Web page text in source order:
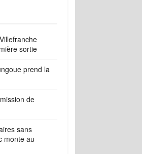
sortie
prend la
de
sans
monte au